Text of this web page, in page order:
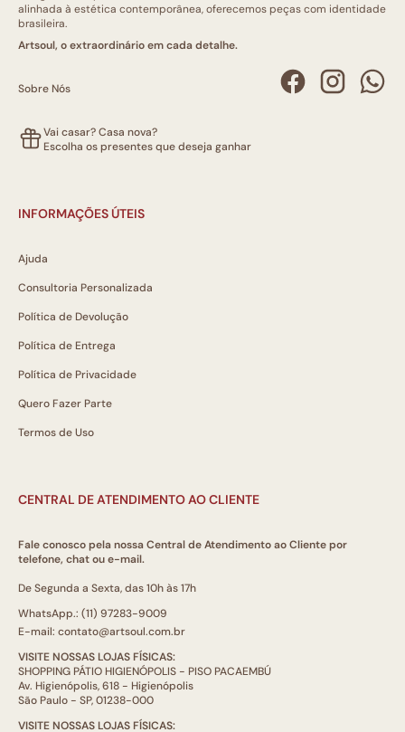
alinhada à estética contemporânea, oferecemos peças com identidade
brasileira.
Artsoul, o extraordinário em cada detalhe.
Sobre Nós
Vai casar? Casa nova?
Escolha os presentes que deseja ganhar
INFORMAÇÕES ÚTEIS
Ajuda
Consultoria Personalizada
Política de Devolução
Política de Entrega
Política de Privacidade
Quero Fazer Parte
Termos de Uso
CENTRAL DE ATENDIMENTO AO CLIENTE
Fale conosco pela nossa Central de Atendimento ao Cliente por
telefone, chat ou e-mail.
De Segunda a Sexta, das 10h às 17h
WhatsApp.: (11) 97283-9009
E-mail: contato@artsoul.com.br
VISITE NOSSAS LOJAS FÍSICAS:
SHOPPING PÁTIO HIGIENÓPOLIS - PISO PACAEMBÚ
Av. Higienópolis, 618 - Higienópolis
São Paulo - SP, 01238-000
VISITE NOSSAS LOJAS FÍSICAS: